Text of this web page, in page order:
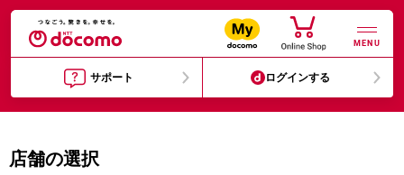
MENU
サポート ログインする
店舗の選択